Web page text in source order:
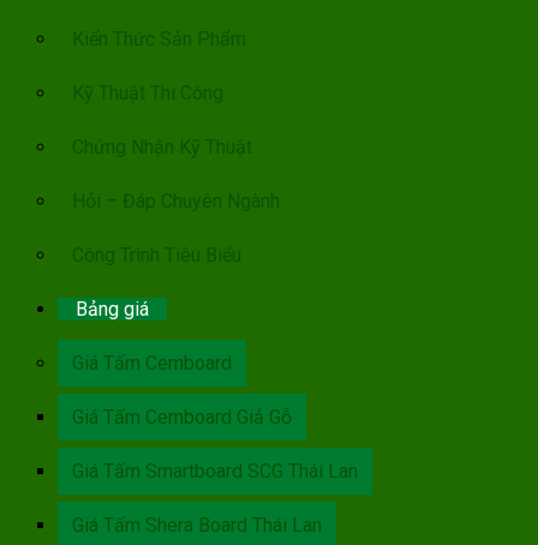
Kiến Thức Sản Phẩm
Kỹ Thuật Thi Công
Chứng Nhận Kỹ Thuật
Hỏi – Đáp Chuyên Ngành
Công Trình Tiêu Biểu
Bảng giá
Giá Tấm Cemboard
Giá Tấm Cemboard Giả Gỗ
Giá Tấm Smartboard SCG Thái Lan
Giá Tấm Shera Board Thái Lan